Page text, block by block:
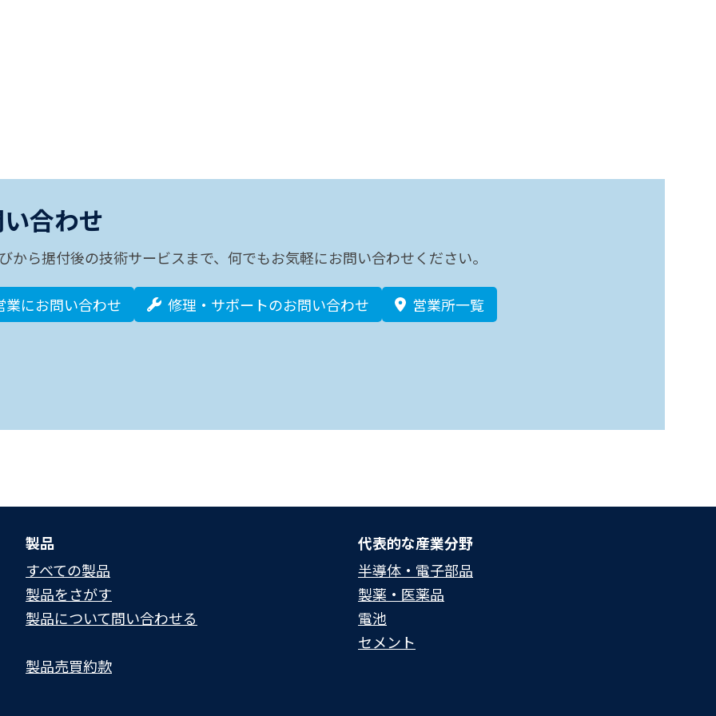
合わせ
から据付後の技術サービスまで、何でもお気軽にお問い合わせください。
業にお問い合わせ 修理・サポートのお問い合わせ 営業所一覧
製品
すべての製品
製品をさがす
製品について問い合わせる​
製品売買約款
代表的な産業分野
半導体・電子部品
製薬・医薬品
電池
セメント